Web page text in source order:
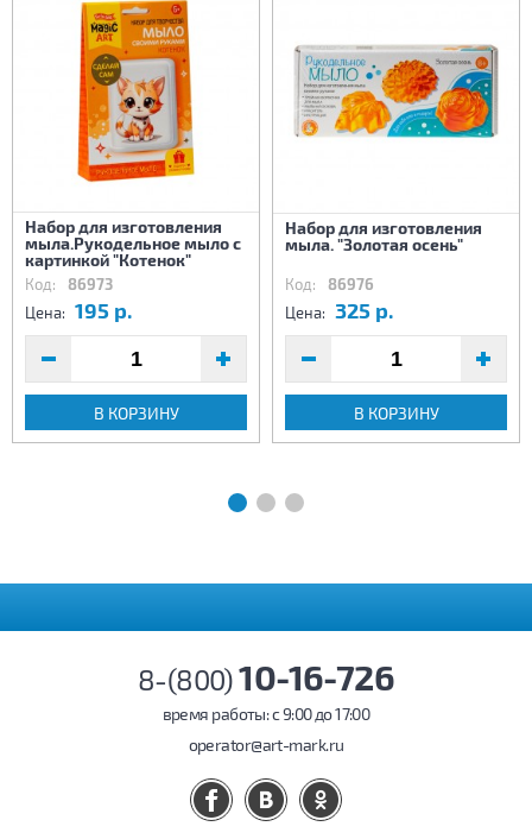
Набор для изготовления
мыла.Рукодельное мыло с
картинкой "Котенок"
Код: 86973
Цена: 195 р.
В КОРЗИНУ
Набор для изготовления
мыла. "Золотая осень"
Код: 86976
Цена: 325 р.
В КОРЗИНУ
8-(800)10-16-726
время работы: c 9:00 до 17:00
operator@art-mark.ru